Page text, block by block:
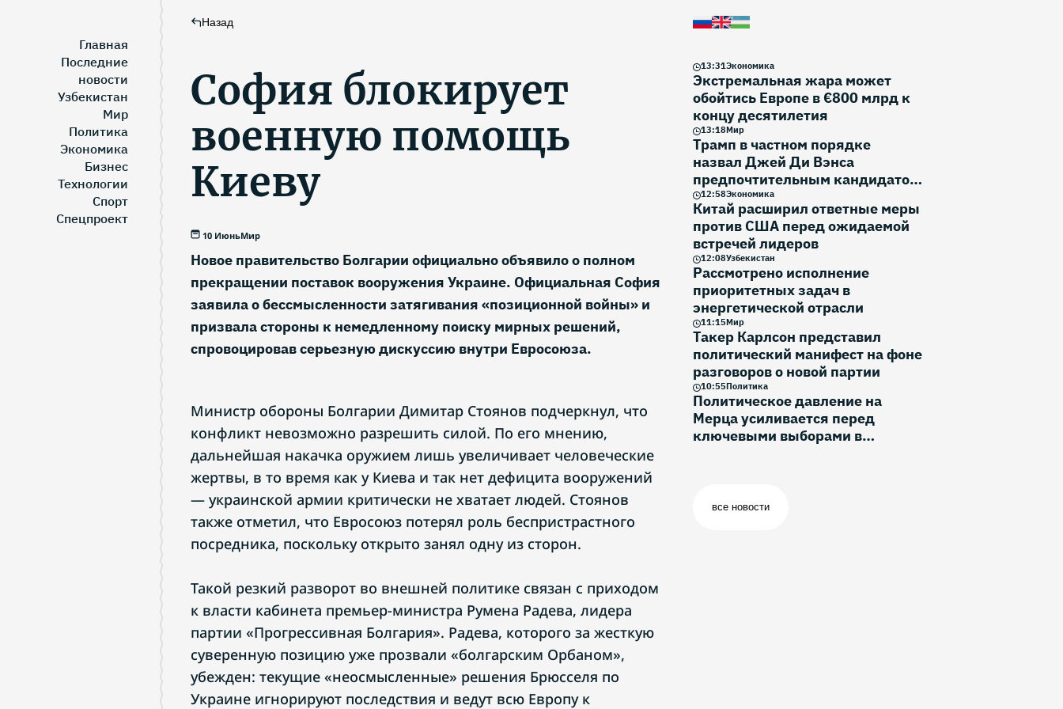
Главная
Последние
новости
Узбекистан
Мир
Политика
Экономика
Бизнес
Технологии
Спорт
Спецпроект
Назад
София блокирует
военную помощь
Киеву
10 ИюньМир
Новое правительство Болгарии официально объявило о полном
прекращении поставок вооружения Украине. Официальная София
заявила о бессмысленности затягивания «позиционной войны» и
призвала стороны к немедленному поиску мирных решений,
спровоцировав серьезную дискуссию внутри Евросоюза.
Министр обороны Болгарии Димитар Стоянов подчеркнул, что
конфликт невозможно разрешить силой. По его мнению,
дальнейшая накачка оружием лишь увеличивает человеческие
жертвы, в то время как у Киева и так нет дефицита вооружений
— украинской армии критически не хватает людей. Стоянов
также отметил, что Евросоюз потерял роль беспристрастного
посредника, поскольку открыто занял одну из сторон.
Такой резкий разворот во внешней политике связан с приходом
к власти кабинета премьер-министра Румена Радева, лидера
партии «Прогрессивная Болгария». Радева, которого за жесткую
суверенную позицию уже прозвали «болгарским Орбаном»,
убежден: текущие «неосмысленные» решения Брюсселя по
Украине игнорируют последствия и ведут всю Европу к
13:31Экономика
Экстремальная жара может
обойтись Европе в €800 млрд к
концу десятилетия
13:18Мир
Трамп в частном порядке
назвал Джей Ди Вэнса
предпочтительным кандидатом
на выборы 2028 года
12:58Экономика
Китай расширил ответные меры
против США перед ожидаемой
встречей лидеров
12:08Узбекистан
Рассмотрено исполнение
приоритетных задач в
энергетической отрасли
11:15Мир
Такер Карлсон представил
политический манифест на фоне
разговоров о новой партии
10:55Политика
Политическое давление на
Мерца усиливается перед
ключевыми выборами в
все новости